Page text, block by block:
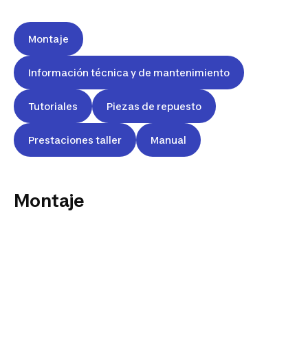
Montaje
Información técnica y de mantenimiento
Tutoriales Piezas de repuesto
Prestaciones taller Manual
Montaje